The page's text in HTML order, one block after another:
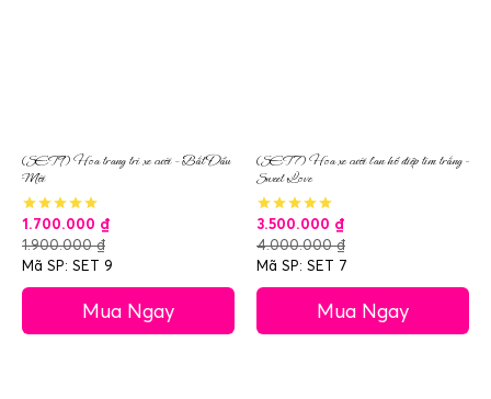
(SET9) Hoa trang trí xe cưới – Bắt Đầu
Mới
1.700.000 ₫
1.900.000₫
Mã SP: SET 9
Mua Ngay
(SET7) Hoa xe cưới lan hồ điệp tím trắng –
Sweet Love
3.500.000 ₫
4.000.000₫
Mã SP: SET 7
Mua Ngay